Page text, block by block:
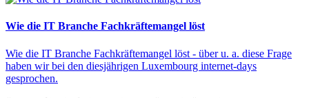
Wie die IT Branche Fachkräftemangel löst
Wie die IT Branche Fachkräftemangel löst - über u. a. diese Frage
haben wir bei den diesjährigen Luxembourg internet-days
gesprochen.